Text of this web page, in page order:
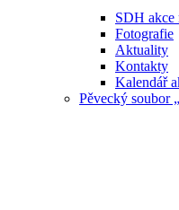
SDH
Fotografie
Aktuality
Kontakty
Kalendář
Pěvecký soubor